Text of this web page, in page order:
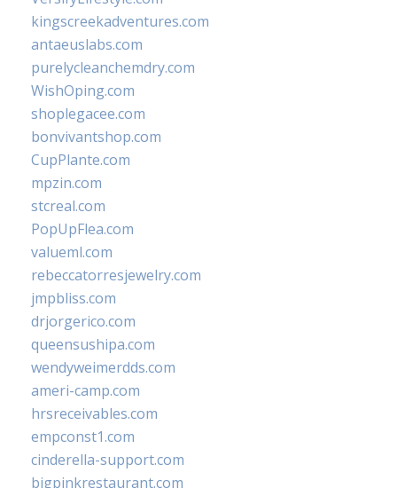
kingscreekadventures.com
antaeuslabs.com
purelycleanchemdry.com
WishOping.com
shoplegacee.com
bonvivantshop.com
CupPlante.com
mpzin.com
stcreal.com
PopUpFlea.com
valueml.com
rebeccatorresjewelry.com
jmpbliss.com
drjorgerico.com
queensushipa.com
wendyweimerdds.com
ameri-camp.com
hrsreceivables.com
empconst1.com
cinderella-support.com
bigpinkrestaurant.com